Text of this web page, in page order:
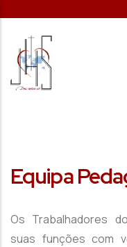
Equipa
Os Trabalhadores
suas funções com